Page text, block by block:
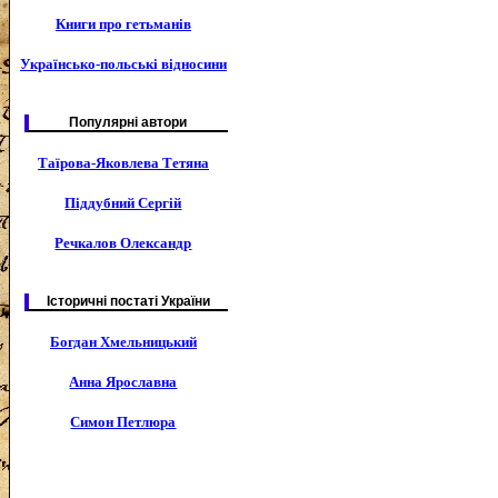
Книги про гетьманів
Українсько-польські відносини
Популярні автори
Таїрова-Яковлева Тетяна
Піддубний Сергій
Речкалов Олександр
Історичні постаті України
Богдан Хмельницький
Анна Ярославна
Симон Петлюра